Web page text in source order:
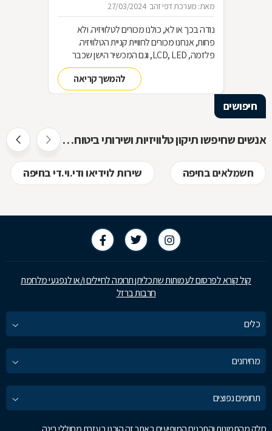
מאת: מערכת דפי זהב 27/03/2024
נודה בכך או לא, כולנו מכורים לטלוויזיה. ולא
פחות, אנחנו מכורים לחוויית קניית הטלוויזיה.
פלזמה, LCD, LED, וגם המכשיר הישן שכבר
שכחנו את שמו. כל כך הרבה אפשרויות וכל כך
מעט זמן. אז בשביל זה אנחנו כאןלהמשך קריאה
חיפושים
אנשים שחיפשו תיקון טלוויזיות ושירותי ביטוח חיפשו גם
חשמלאים בחיפה שירות לוידיאו ודי.וי.די בחיפה
קול קורא לפרסום לעמותות שתכליתן תרומה לחיילים ו/או לנפגעי מלחמת
חרבות ברזל
כלים
מחירונים
תחומים נפוצים